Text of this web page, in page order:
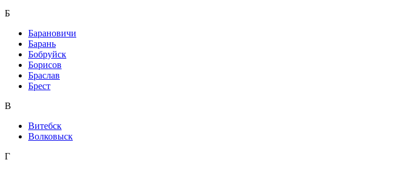
Б
Барановичи
Барань
Бобруйск
Борисов
Браслав
Брест
В
Витебск
Волковыск
Г